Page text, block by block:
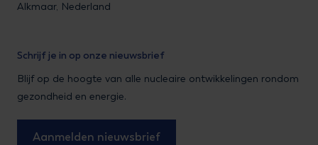
Alkmaar, Nederland
Schrijf je in op onze nieuwsbrief
Blijf op de hoogte van alle nucleaire ontwikkelingen rondom
gezondheid en energie.
Aanmelden nieuwsbrief